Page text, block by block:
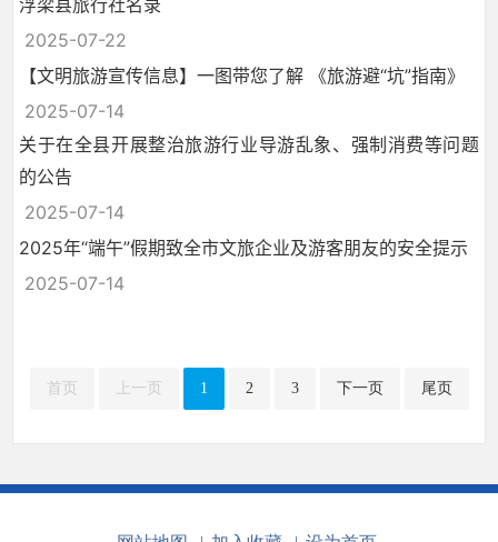
浮梁县旅行社名录
2025-07-22
【文明旅游宣传信息】一图带您了解 《旅游避“坑”指南》
2025-07-14
关于在全县开展整治旅游行业导游乱象、强制消费等问题
的公告
2025-07-14
2025年“端午”假期致全市文旅企业及游客朋友的安全提示
2025-07-14
首页 上一页 1 2 3 下一页 尾页